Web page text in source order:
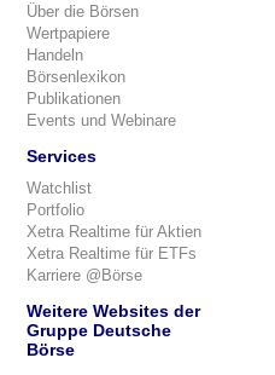
Über die Börsen
Wertpapiere
Handeln
Börsenlexikon
Publikationen
Events und Webinare
Services
Watchlist
Portfolio
Xetra Realtime für Aktien
Xetra Realtime für ETFs
Karriere @Börse
Weitere Websites der
Gruppe Deutsche
Börse